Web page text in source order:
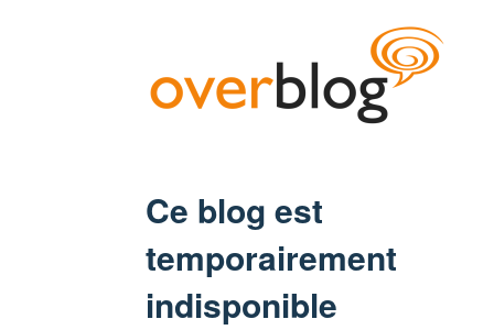
Ce blog est
temporairement
indisponible